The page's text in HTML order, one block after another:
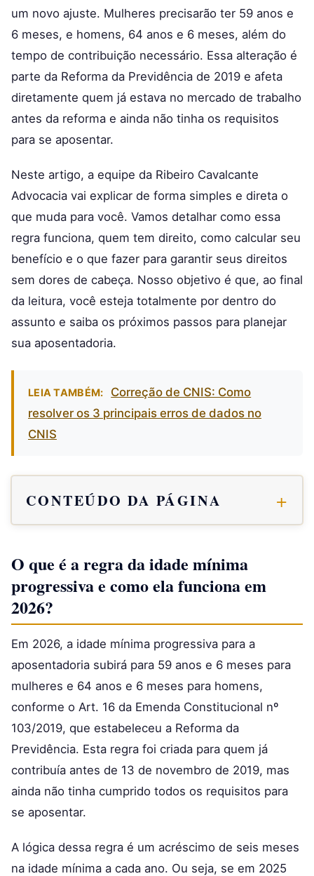
um novo ajuste. Mulheres precisarão ter 59 anos e
6 meses, e homens, 64 anos e 6 meses, além do
tempo de contribuição necessário. Essa alteração é
parte da Reforma da Previdência de 2019 e afeta
diretamente quem já estava no mercado de trabalho
antes da reforma e ainda não tinha os requisitos
para se aposentar.
Neste artigo, a equipe da Ribeiro Cavalcante
Advocacia vai explicar de forma simples e direta o
que muda para você. Vamos detalhar como essa
regra funciona, quem tem direito, como calcular seu
benefício e o que fazer para garantir seus direitos
sem dores de cabeça. Nosso objetivo é que, ao final
da leitura, você esteja totalmente por dentro do
assunto e saiba os próximos passos para planejar
sua aposentadoria.
LEIA TAMBÉM:
Correção de CNIS: Como
resolver os 3 principais erros de dados no
CNIS
CONTEÚDO DA PÁGINA
O que é a regra da idade mínima
progressiva e como ela funciona em
2026?
Em 2026, a idade mínima progressiva para a
aposentadoria subirá para 59 anos e 6 meses para
mulheres e 64 anos e 6 meses para homens,
conforme o Art. 16 da Emenda Constitucional nº
103/2019, que estabeleceu a Reforma da
Previdência. Esta regra foi criada para quem já
contribuía antes de 13 de novembro de 2019, mas
ainda não tinha cumprido todos os requisitos para
se aposentar.
A lógica dessa regra é um acréscimo de seis meses
na idade mínima a cada ano. Ou seja, se em 2025